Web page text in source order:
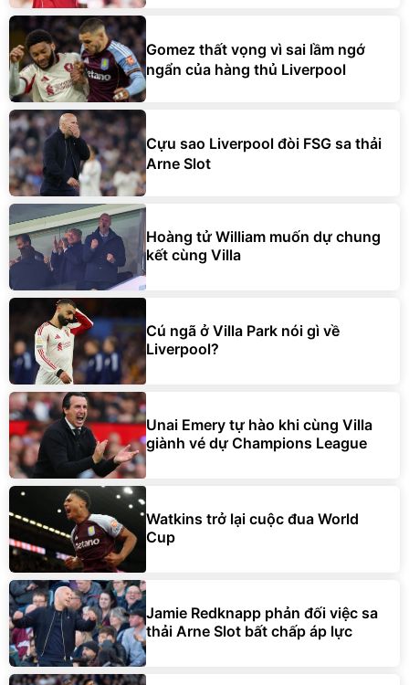
Gomez thất vọng vì sai lầm ngớ
ngẩn của hàng thủ Liverpool
Cựu sao Liverpool đòi FSG sa thải
Arne Slot
Hoàng tử William muốn dự chung
kết cùng Villa
Cú ngã ở Villa Park nói gì về
Liverpool?
Unai Emery tự hào khi cùng Villa
giành vé dự Champions League
Watkins trở lại cuộc đua World
Cup
Jamie Redknapp phản đối việc sa
thải Arne Slot bất chấp áp lực